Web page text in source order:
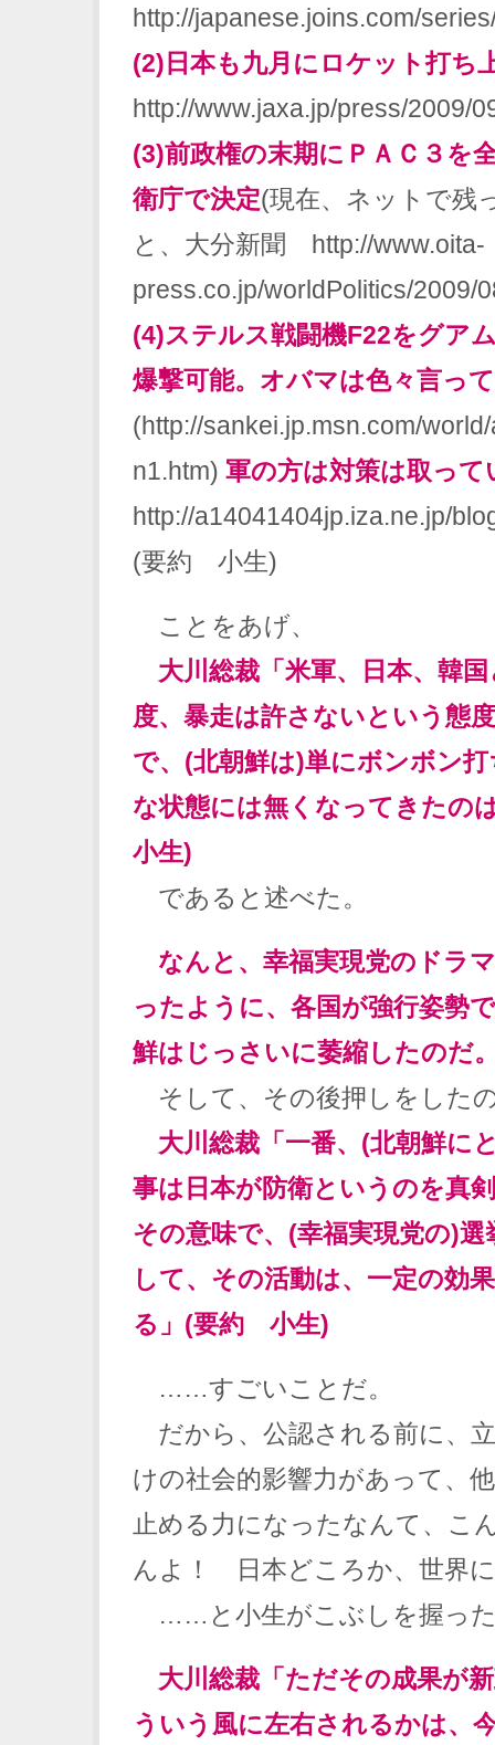
http://japanese.joins.com/
(2)日本も九月にロケット打ち
http://www.jaxa.jp/press/2009/
(3)前政権の末期にＰＡＣ３を
衛庁で決定(現在、ネットで残
と、大分新聞 http://www.oita-
press.co.jp/worldPolitics/2009/
(4)ステルス戦闘機F22をグア
爆撃可能。オバマは色々言っ
(http://sankei.jp.msn.com/
n1.htm) 軍の方は対策は取って
http://a14041404jp.iza.ne.jp/
(要約 小生)
ことをあげ、
大川総裁「米軍、日本、韓
度、暴走は許さないという態
で、(北朝鮮は)単にボンボン
な状態には無くなってきた
小生)
であると述べた。
なんと、幸福実現党のドラ
ったように、各国が強行姿勢
鮮はじっさいに萎縮したのだ
そして、その後押しをした
大川総裁「一番、(北朝鮮に
事は日本が防衛というのを真
その意味で、(幸福実現党の)
して、その活動は、一定の効
る」(要約 小生)
……すごいことだ。
だから、公認される前に、
けの社会的影響力があって、
止める力になったなんて、こ
んよ！ 日本どころか、世界
……と小生がこぶしを握っ
大川総裁「ただその成果が
ういう風に左右されるかは、